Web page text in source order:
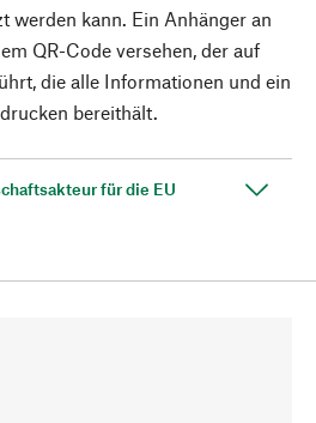
werden kann. Ein Anhänger an
QR-Code versehen, der auf
die alle Informationen und ein
bereithält.
für die EU